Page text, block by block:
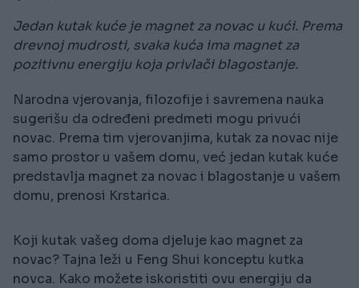
Jedan kutak kuće je magnet za novac u kući. Prema
drevnoj mudrosti, svaka kuća ima magnet za
pozitivnu energiju koja privlači blagostanje.
Narodna vjerovanja, filozofije i savremena nauka
sugerišu da određeni predmeti mogu privući
novac. Prema tim vjerovanjima, kutak za novac nije
samo prostor u vašem domu, već jedan kutak kuće
predstavlja magnet za novac i blagostanje u vašem
domu, prenosi Krstarica.
Koji kutak vašeg doma djeluje kao magnet za
novac? Tajna leži u Feng Shui konceptu kutka
novca. Kako možete iskoristiti ovu energiju da